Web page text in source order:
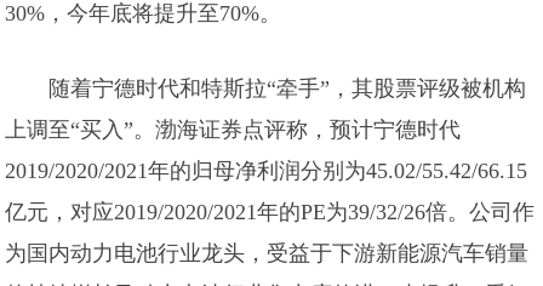
30%，今年底将提升至70%。
随着宁德时代和特斯拉“牵手”，其股票评级被机构
上调至“买入”。渤海证券点评称，预计宁德时代
2019/2020/2021年的归母净利润分别为45.02/55.42/66.15
亿元，对应2019/2020/2021年的PE为39/32/26倍。公司作
为国内动力电池行业龙头，受益于下游新能源汽车销量